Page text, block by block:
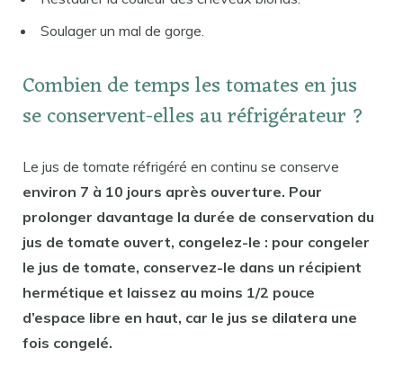
Soulager un mal de gorge.
Combien de temps les tomates en jus
se conservent-elles au réfrigérateur ?
Le jus de tomate réfrigéré en continu se conserve
environ 7 à 10 jours après ouverture. Pour
prolonger davantage la durée de conservation du
jus de tomate ouvert, congelez-le : pour congeler
le jus de tomate, conservez-le dans un récipient
hermétique et laissez au moins 1/2 pouce
d’espace libre en haut, car le jus se dilatera une
fois congelé.